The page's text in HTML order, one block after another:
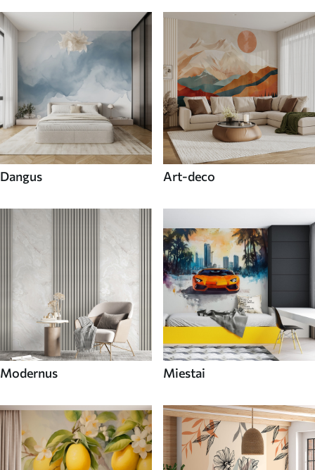
Dangus Art-deco
Modernus Miestai